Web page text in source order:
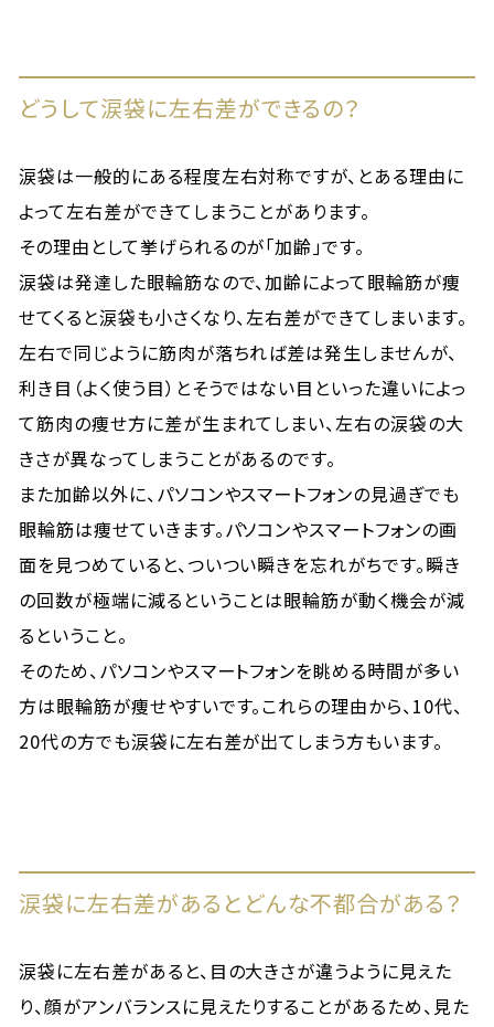
どうして涙袋に左右差ができるの？
涙袋は一般的にある程度左右対称ですが、とある理由に
よって左右差ができてしまうことがあります。
その理由として挙げられるのが「加齢」です。
涙袋は発達した眼輪筋なので、加齢によって眼輪筋が痩
せてくると涙袋も小さくなり、左右差ができてしまいます。
左右で同じように筋肉が落ちれば差は発生しませんが、
利き目（よく使う目）とそうではない目といった違いによっ
て筋肉の痩せ方に差が生まれてしまい、左右の涙袋の大
きさが異なってしまうことがあるのです。
また加齢以外に、パソコンやスマートフォンの見過ぎでも
眼輪筋は痩せていきます。パソコンやスマートフォンの画
面を見つめていると、ついつい瞬きを忘れがちです。瞬き
の回数が極端に減るということは眼輪筋が動く機会が減
るということ。
そのため、パソコンやスマートフォンを眺める時間が多い
方は眼輪筋が痩せやすいです。これらの理由から、10代、
20代の方でも涙袋に左右差が出てしまう方もいます。
涙袋に左右差があるとどんな不都合がある？
涙袋に左右差があると、目の大きさが違うように見えた
り、顔がアンバランスに見えたりすることがあるため、見た